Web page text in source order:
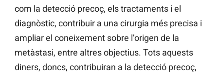
com la detecció precoç, els tractaments i el
diagnòstic, contribuir a una cirurgia més precisa i
ampliar el coneixement sobre l’origen de la
metàstasi, entre altres objectius. Tots aquests
diners, doncs, contribuiran a la detecció precoç,